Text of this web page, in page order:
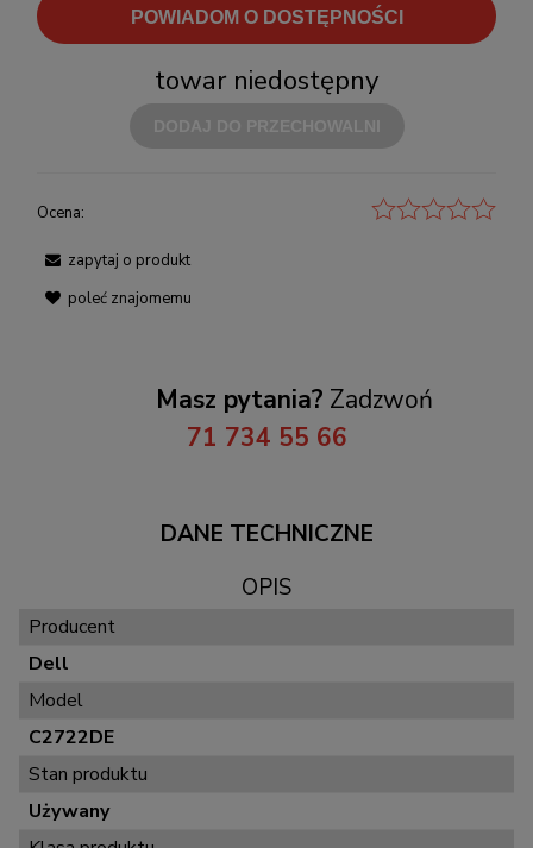
POWIADOM O DOSTĘPNOŚCI
towar niedostępny
Ocena:
zapytaj o produkt
poleć znajomemu
Masz pytania? Zadzwoń
71 734 55 66
DANE TECHNICZNE
OPIS
Producent
Dell
Model
C2722DE
Stan produktu
Używany